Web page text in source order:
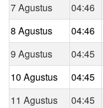
7 Agustus
04:46
8 Agustus
04:46
9 Agustus
04:45
10 Agustus
04:45
11 Agustus
04:45